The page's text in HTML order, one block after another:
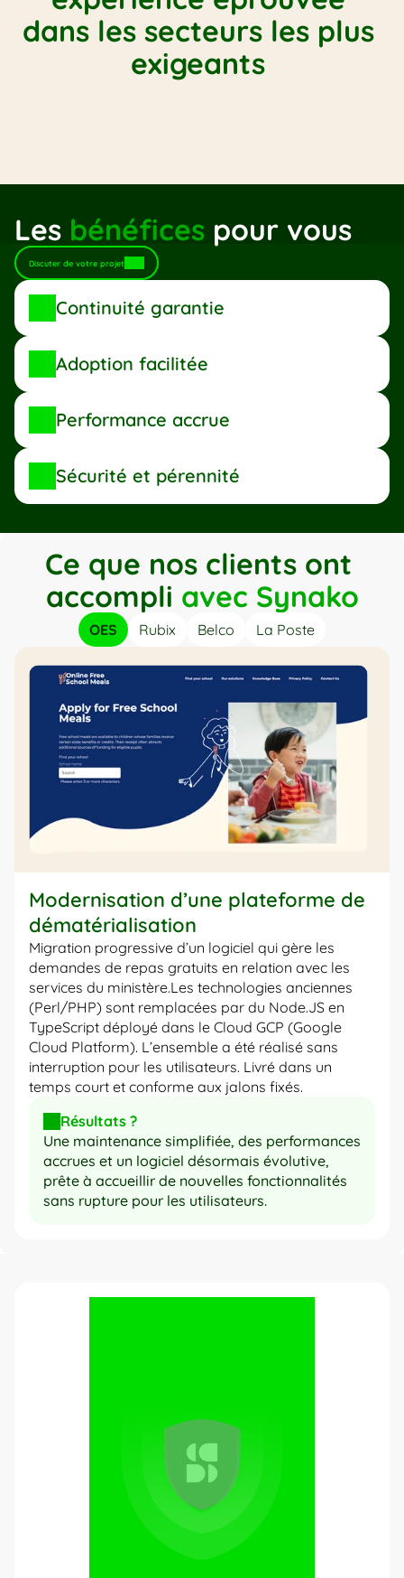
dans les secteurs les plus
exigeants
Négoce international Mutuelles Assurances
Les bénéfices pour vous
Discuter de votre projet
Continuité garantie
Adoption facilitée
Performance accrue
Sécurité et pérennité
Ce que nos clients ont
accompli avec Synako
OES Rubix Belco La Poste
Modernisation d’une plateforme de
dématérialisation
Migration progressive d’un logiciel qui gère les
demandes de repas gratuits en relation avec les
services du ministère.Les technologies anciennes
(Perl/PHP) sont remplacées par du Node.JS en
TypeScript déployé dans le Cloud GCP (Google
Cloud Platform). L’ensemble a été réalisé sans
interruption pour les utilisateurs. Livré dans un
temps court et conforme aux jalons fixés.
Résultats ?
Une maintenance simplifiée, des performances
accrues et un logiciel désormais évolutive,
prête à accueillir de nouvelles fonctionnalités
sans rupture pour les utilisateurs.